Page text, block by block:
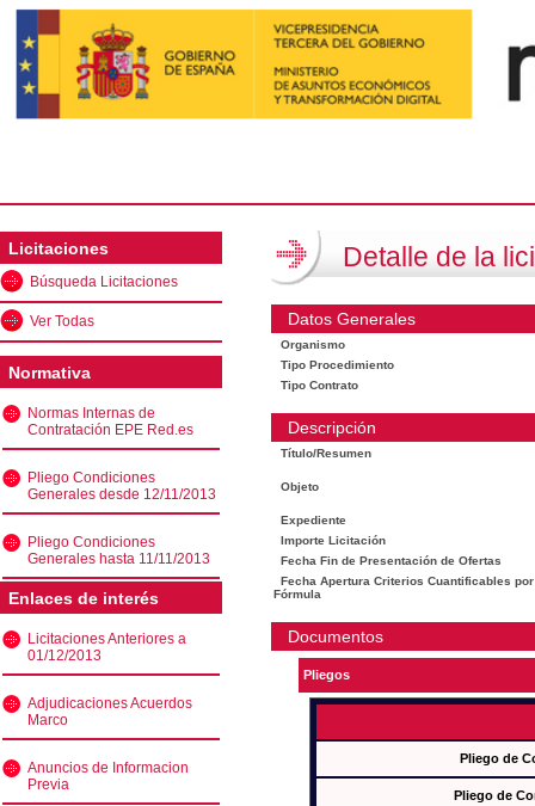
Licitaciones
Búsqueda Licitaciones
Ver Todas
Normativa
Normas Internas de
Contratación EPE Red.es
Pliego Condiciones
Generales desde 12/11/2013
Pliego Condiciones
Generales hasta 11/11/2013
Enlaces de interés
Licitaciones Anteriores a
01/12/2013
Adjudicaciones Acuerdos
Marco
Anuncios de Informacion
Previa
Detalle de la
Datos Generales
Organismo
Tipo Procedimiento
Tipo Contrato
Descripción
Título/Resumen
Objeto
Expediente
Importe Licitación
Fecha Fin de Presentación de Ofertas
Fecha Apertura Criterios Cuantificables por
Fórmula
Documentos
Pliegos
Pliego de
Pliego de